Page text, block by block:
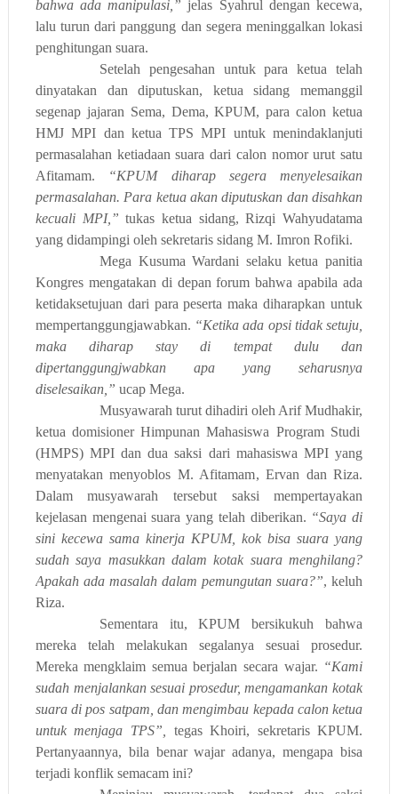
bahwa ada manipulasi,” jelas Syahrul dengan kecewa,
laluturun dari panggung dan segera meninggalkan lokasi
penghitungan suara.
Setelah pengesahan untuk para ketua telah
dinyatakan dan diputuskan, ketua sidang memanggil
segenap jajaran Sema, Dema, KPUM, para calon ketua
HMJ MPI dan ketua TPS MPI untuk menindaklanjuti
permasalahan ketiadaan suara dari calon nomor urut satu
Afitamam.
“KPUM diharap segera menyelesaikan
permasalahan. Para ketua akan diputuskan dan disahkan
kecuali MPI,”tukas ketua sidang, Rizqi Wahyudatama
yang didampingi oleh sekretaris sidang M. Imron Rofiki.
Mega Kusuma Wardani selaku ketua panitia
Kongres mengatakan di depan forum bahwa apabila ada
ketidaksetujuan dari para peserta maka diharapkan untuk
mempertanggungjawabkan. “Ketika ada opsi tidak setuju,
maka diharap stay di tempat dulu dan
dipertanggungjwabkan apa yang seharusnya
diselesaikan,” ucap Mega.
Musyawarah turut dihadiri oleh Arif Mudhakir,
ketua domisionerHimpunan Mahasiswa Program Studi
(HMPS)MPI dan dua saksi dari mahasiswa MPIyang
menyatakan menyoblos M. Afitamam, Ervan dan Riza.
Dalam musyawarah tersebut saksi mempertayakan
kejelasan mengenai suara yang telah diberikan. “Saya di
sini kecewa sama kinerja KPUM, kok bisa suara yang
sudah saya masukkan dalam kotak suara menghilang?
Apakah ada masalah dalam pemungutan suara?”, keluh
Riza.
Sementara itu, KPUM bersikukuh bahwa
mereka telah melakukan segalanya sesuai prosedur.
Mereka mengklaim semua berjalan secara wajar. “Kami
sudah menjalankan sesuai prosedur, mengamankan kotak
suara di pos satpam, dan mengimbau kepada calon ketua
untuk menjaga TPS”,
tegas Khoiri, sekretaris KPUM.
Pertanyaannya, bila benar wajar adanya,mengapa bisa
terjadi konflik semacamini?